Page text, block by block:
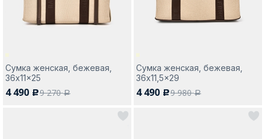
Сумка женская, бежевая,
36x11x25
4 490 c9 270a
Сумка женская, бежевая,
36x11,5x29
4 490 c9 980a